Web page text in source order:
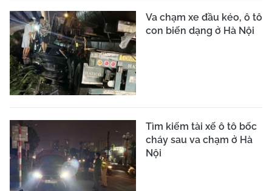
Va chạm xe đầu kéo, ô tô
con biến dạng ở Hà Nội
Tìm kiếm tài xế ô tô bốc
cháy sau va chạm ở Hà
Nội